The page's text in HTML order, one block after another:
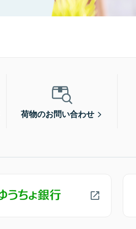
荷物のお問い合わせ